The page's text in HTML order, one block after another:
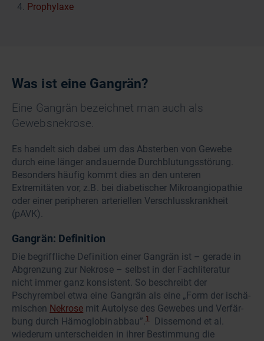
Prophylaxe
Was ist eine Gangrän?
Eine Gangrän bezeichnet man auch als
Gewebsnekrose.
Es handelt sich dabei um das Absterben von Gewebe
durch eine länger andauernde Durchblutungsstörung.
Besonders häufig kommt dies an den unteren
Extremitäten vor, z.B. bei diabetischer Mikroangiopathie
oder einer peripheren arteriellen Verschlusskrankheit
(pAVK).
Gangrän: Definition
Die begriffliche Definition einer Gangrän ist – gerade in
Abgrenzung zur Nekrose – selbst in der Fachliteratur
nicht immer ganz konsistent. So beschreibt der
Pschyrembel etwa eine Gangrän als eine „Form der ischä­
mi­schen Nekrose mit Auto­lyse des Gewebes und Ver­fär­
bung durch Hä­mo­globi­nabbau”.1 Dissemond et al.
wiederum unterscheiden in ihrer Bestimmung die